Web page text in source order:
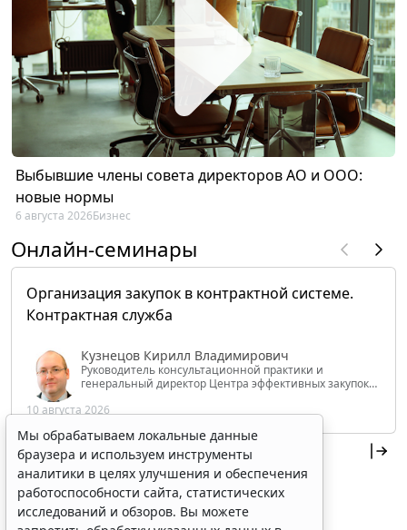
Выбывшие члены совета директоров АО и ООО:
новые нормы
6 августа 2026Бизнес
Онлайн-семинары
Организация закупок в контрактной системе.
Контрактная служба
Кузнецов Кирилл Владимирович
Руководитель консультационной практики и
генеральный директор Центра эффективных закупок
РФ
10 августа 2026
Новости компании
Стартовала регистрация участников на X
Всероссийский юридический форум
30 июля 2026
Мы обрабатываем локальные данные
браузера и используем инструменты
аналитики в целях улучшения и обеспечения
работоспособности сайта, статистических
исследований и обзоров. Вы можете